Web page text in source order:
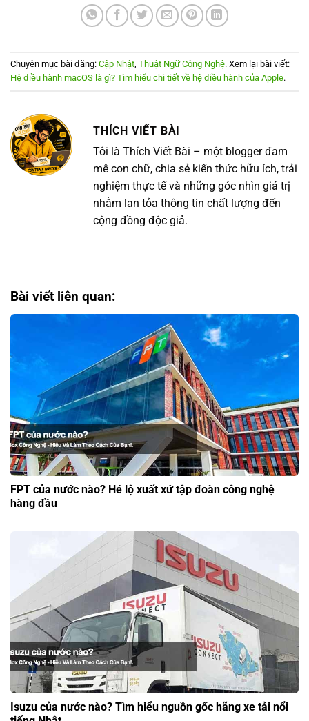
Chuyên mục bài đăng: Cập Nhật, Thuật Ngữ Công Nghệ. Xem lại bài viết:
Hệ điều hành macOS là gì? Tìm hiểu chi tiết về hệ điều hành của Apple.
THÍCH VIẾT BÀI
Tôi là Thích Viết Bài – một blogger đam
mê con chữ, chia sẻ kiến thức hữu ích, trải
nghiệm thực tế và những góc nhìn giá trị
nhằm lan tỏa thông tin chất lượng đến
cộng đồng độc giả.
Bài viết liên quan:
FPT của nước nào? Hé lộ xuất xứ tập đoàn công nghệ
hàng đầu
Isuzu của nước nào? Tìm hiểu nguồn gốc hãng xe tải nổi